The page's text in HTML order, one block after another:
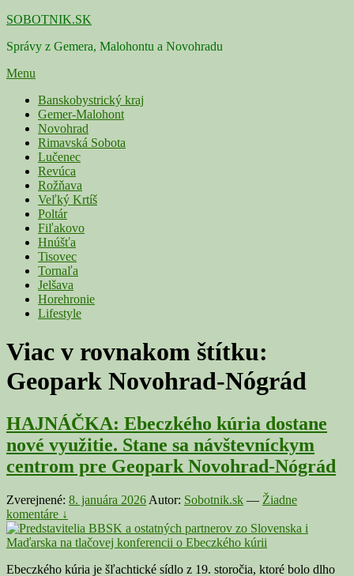
Skip
content
SOBOTNIK.SK
Správy z Gemera, Malohontu a Novohradu
Menu
Primárne
menu
Banskobystrický kraj
Gemer-Malohont
Novohrad
Rimavská Sobota
Lučenec
Revúca
Rožňava
Veľký Krtíš
Poltár
Fiľakovo
Hnúšťa
Tisovec
Tornaľa
Jelšava
Horehronie
Lifestyle
Viac v rovnakom štítku:
Geopark Novohrad-Nógrád
HAJNÁČKA: Ebeczkého kúria dostane
nové využitie. Stane sa návštevníckym
centrom pre Geopark Novohrad-Nógrád
Zverejnené: 8. januára 2026 Autor: Sobotnik.sk — Žiadne
komentáre ↓
Ebeczkého kúria je šľachtické sídlo z 19. storočia, ktoré bolo dlho